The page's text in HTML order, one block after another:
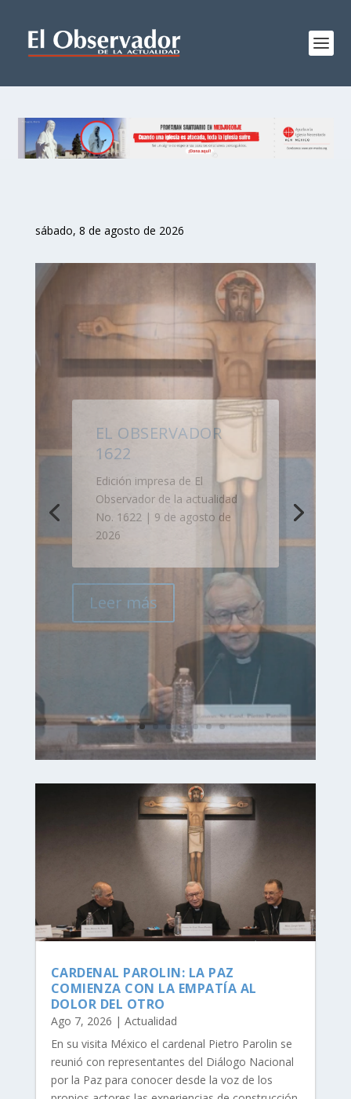
sábado, 8 de agosto de 2026
CARDENAL PAROLIN:
LA PAZ COMIENZA
CON LA EMPATÍA AL
DOLOR DEL OTRO
Pietro Parolin se reunió con
representantes del Diálogo
Nacional por la Paz para
conocer desde la voz de los
experiencias de construcción
de paz en los territorios.
CARDENAL PAROLIN: LA PAZ
COMIENZA CON LA EMPATÍA AL
DOLOR DEL OTRO
Ago 7, 2026 | Actualidad
En su visita México el cardenal Pietro Parolin se
reunió con representantes del Diálogo Nacional
por la Paz para conocer desde la voz de los